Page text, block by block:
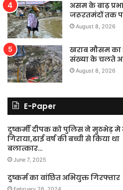
असम के बाढ़
जरूरतमंदों तक
August 8, 2026
खराब मौसम
संख्या के चलते
August 8, 2026
E-Paper
दुष्कर्मी दीपक को पुलिस ने मुठभेड़ मे
गिराया,ढाई वर्ष की बच्ची से किया था
बलात्कार…
June 7, 2025
दुष्कर्म का वांछित अभियुक्त गिरफ्तार